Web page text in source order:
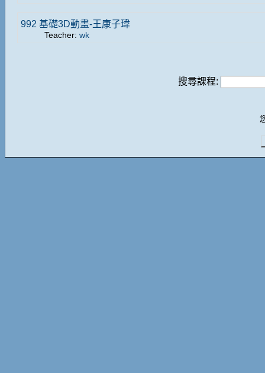
992 基礎3D動畫-王康子瑋
Teacher: wk
搜尋課程: